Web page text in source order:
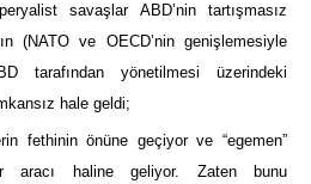
savaşlar ABD’nin tartışmasız
(NATO ve OECD’nin genişlemesiyle
tarafından yönetilmesi üzerindeki
hale geldi;
fethinin önüne geçiyor ve “egemen”
bir aracı haline geliyor. Zaten bunu